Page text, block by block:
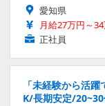
愛知県
月給27万円～
正社員
「未経験から活
K/長期安定/